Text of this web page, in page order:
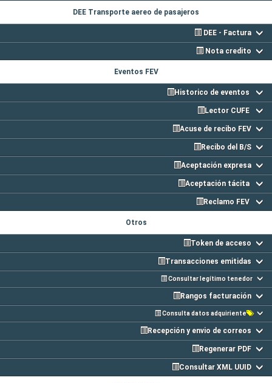
DEE Transporte aereo de pasajeros
DEE - Factura
Nota credito
Eventos FEV
Historico de eventos
Lector CUFE
Acuse de recibo FEV
Recibo del B/S
Aceptación expresa
Aceptación tácita
Reclamo FEV
Otros
Token de acceso
Transacciones emitidas
Consultar legítimo tenedor
Rangos facturación
Consulta datos adquiriente
Recepción y envio de correos
Regenerar PDF
Consultar XML UUID